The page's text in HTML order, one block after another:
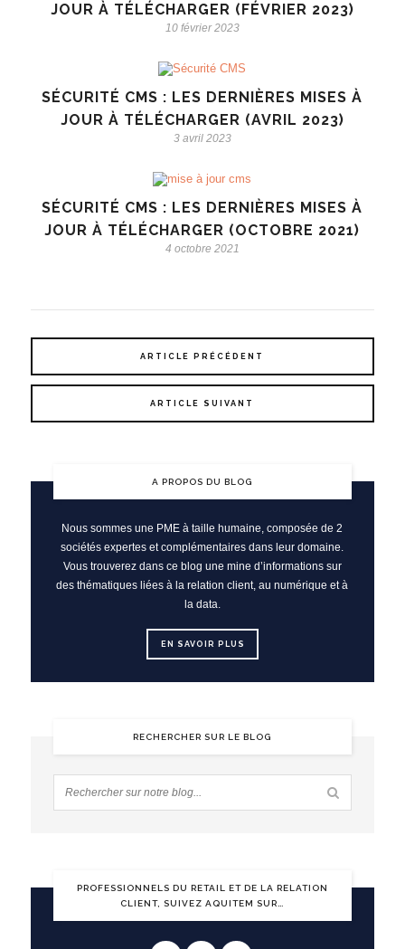
JOUR À TÉLÉCHARGER (FÉVRIER 2023)
10 février 2023
SÉCURITÉ CMS : LES DERNIÈRES MISES À
JOUR À TÉLÉCHARGER (AVRIL 2023)
3 avril 2023
SÉCURITÉ CMS : LES DERNIÈRES MISES À
JOUR À TÉLÉCHARGER (OCTOBRE 2021)
4 octobre 2021
ARTICLE PRÉCÉDENT
ARTICLE SUIVANT
A PROPOS DU BLOG
Nous sommes une PME à taille humaine, composée de 2
sociétés expertes et complémentaires dans leur domaine.
Vous trouverez dans ce blog une mine d’informations sur
des thématiques liées à la relation client, au numérique et à
la data.
EN SAVOIR PLUS
RECHERCHER SUR LE BLOG
PROFESSIONNELS DU RETAIL ET DE LA RELATION
CLIENT, SUIVEZ AQUITEM SUR…